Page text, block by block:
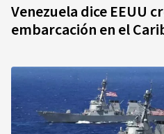
Venezuela dice EEUU
embarcación en el